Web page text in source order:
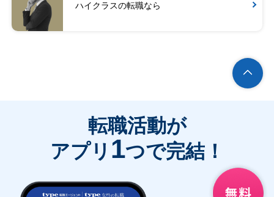
ハイクラスの転職なら
転職活動が
アプリ 1つで完結！